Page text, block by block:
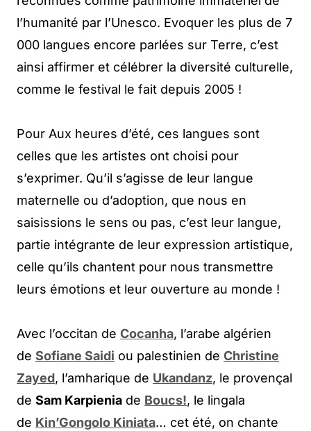
l’humanité par l’Unesco. Evoquer les plus de 7
000 langues encore parlées sur Terre, c’est
ainsi affirmer et célébrer la diversité culturelle,
comme le festival le fait depuis 2005 !
Pour Aux heures d’été, ces langues sont
celles que les artistes ont choisi pour
s’exprimer. Qu’il s’agisse de leur langue
maternelle ou d’adoption, que nous en
saisissions le sens ou pas, c’est leur langue,
partie intégrante de leur expression artistique,
celle qu’ils chantent pour nous transmettre
leurs émotions et leur ouverture au monde !
Avec l’occitan de Cocanha, l’arabe algérien
de Sofiane Saidi ou palestinien de Christine
Zayed, l’amharique de Ukandanz, le provençal
de Sam Karpienia de Boucs!, le lingala
de Kin’Gongolo Kiniata… cet été, on chante